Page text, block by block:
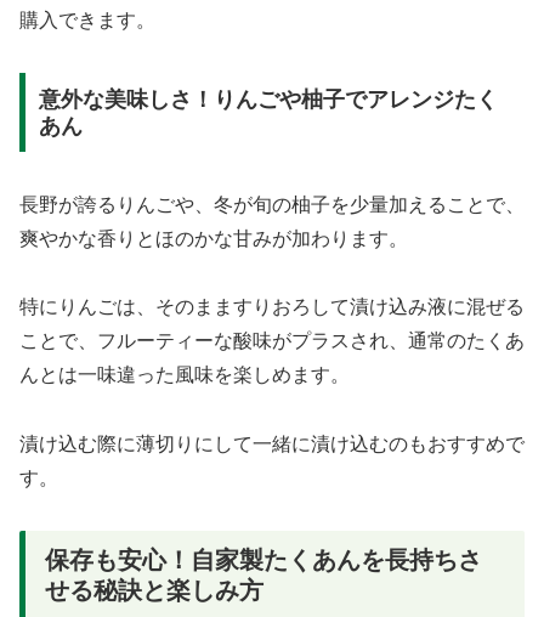
購入できます。
意外な美味しさ！りんごや柚子でアレンジたく
あん
長野が誇るりんごや、冬が旬の柚子を少量加えることで、
爽やかな香りとほのかな甘みが加わります。
特にりんごは、そのまますりおろして漬け込み液に混ぜる
ことで、フルーティーな酸味がプラスされ、通常のたくあ
んとは一味違った風味を楽しめます。
漬け込む際に薄切りにして一緒に漬け込むのもおすすめで
す。
保存も安心！自家製たくあんを長持ちさ
せる秘訣と楽しみ方